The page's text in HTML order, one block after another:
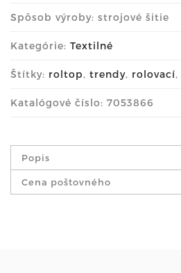
Spôsob výroby: strojové šitie
Kategórie: Textilné
Štítky: roltop, trendy, rolovací,
Katalógové číslo: 7053866
Popis
Cena poštovného